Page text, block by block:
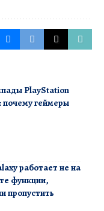
PlayStation
почему геймеры
работает не на
функции,
пропустить